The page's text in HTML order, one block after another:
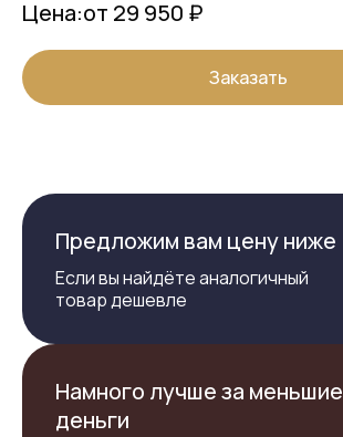
Цена:от 29 950 ₽
Заказать
Предложим вам цену ниже
Если вы найдёте аналогичный
товар дешевле
Намного лучше за меньшие
деньги